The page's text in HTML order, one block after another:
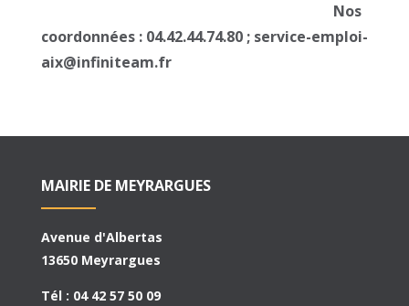
Nos
coordonnées : 04.42.44.74.80 ; service-emploi-
aix@infiniteam.fr
MAIRIE DE MEYRARGUES
Avenue d'Albertas
13650 Meyrargues
Tél : 04 42 57 50 09